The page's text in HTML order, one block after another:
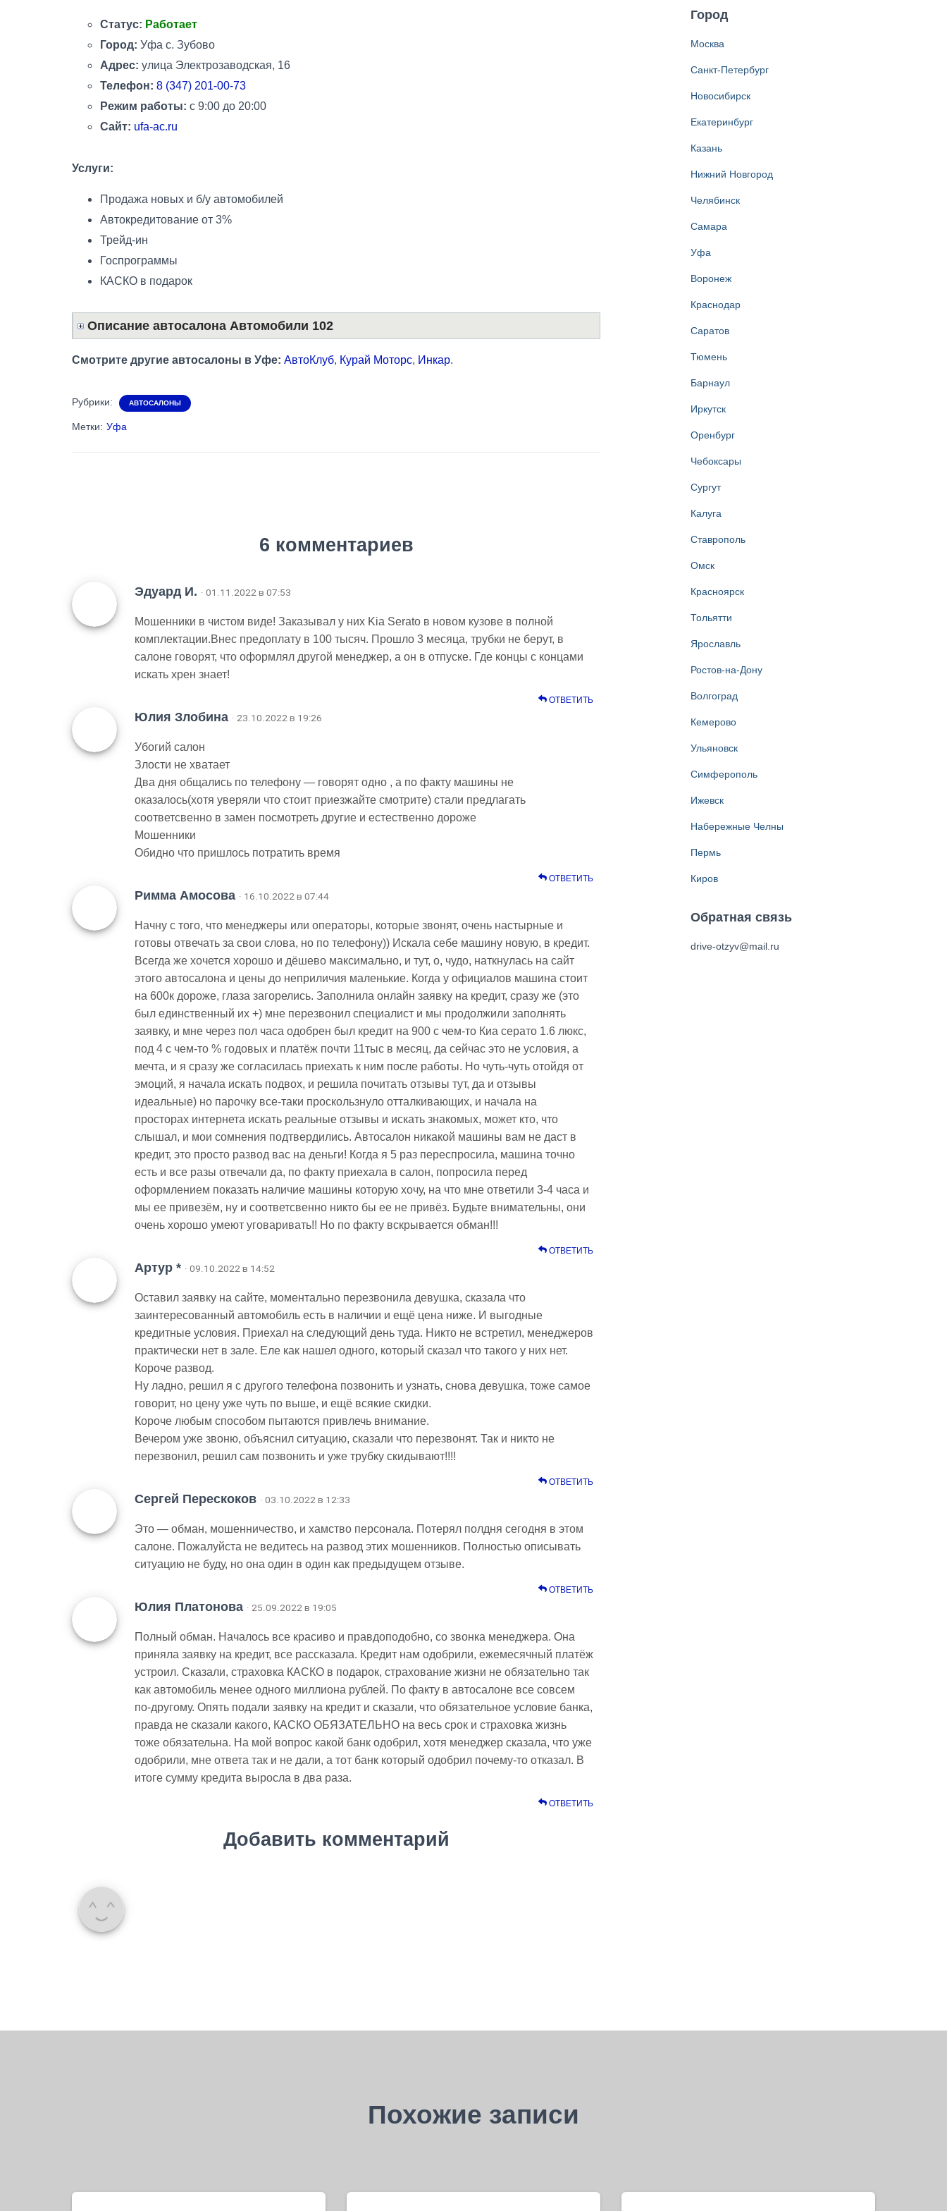
Статус: Работает
Город: Уфа с. Зубово
Адрес: улица Электрозаводская, 16
Телефон: 8 (347) 201-00-73
Режим работы: с 9:00 до 20:00
Сайт: ufa-ac.ru
Услуги:
Продажа новых и б/у автомобилей
Автокредитование от 3%
Трейд-ин
Госпрограммы
КАСКО в подарок
Описание автосалона Автомобили 102
Смотрите другие автосалоны в Уфе: АвтоКлуб, Курай Моторс, Инкар.
Рубрики: АВТОСАЛОНЫ
Метки: Уфа
6 комментариев
Эдуард И. · 01.11.2022 в 07:53
Мошенники в чистом виде! Заказывал у них Kia Serato в новом кузове в полной
комплектации.Внес предоплату в 100 тысяч. Прошло 3 месяца, трубки не берут, в
салоне говорят, что оформлял другой менеджер, а он в отпуске. Где концы с концами
искать хрен знает!
ОТВЕТИТЬ
Юлия Злобина · 23.10.2022 в 19:26
Убогий салон
Злости не хватает
Два дня общались по телефону — говорят одно , а по факту машины не
оказалось(хотя уверяли что стоит приезжайте смотрите) стали предлагать
соответсвенно в замен посмотреть другие и естественно дороже
Мошенники
Обидно что пришлось потратить время
ОТВЕТИТЬ
Римма Амосова · 16.10.2022 в 07:44
Начну с того, что менеджеры или операторы, которые звонят, очень настырные и
готовы отвечать за свои слова, но по телефону)) Искала себе машину новую, в кредит.
Всегда же хочется хорошо и дёшево максимально, и тут, о, чудо, наткнулась на сайт
этого автосалона и цены до неприличия маленькие. Когда у официалов машина стоит
на 600к дороже, глаза загорелись. Заполнила онлайн заявку на кредит, сразу же (это
был единственный их +) мне перезвонил специалист и мы продолжили заполнять
заявку, и мне через пол часа одобрен был кредит на 900 с чем-то Киа серато 1.6 люкс,
под 4 с чем-то % годовых и платёж почти 11тыс в месяц, да сейчас это не условия, а
мечта, и я сразу же согласилась приехать к ним после работы. Но чуть-чуть отойдя от
эмоций, я начала искать подвох, и решила почитать отзывы тут, да и отзывы
идеальные) но парочку все-таки проскользнуло отталкивающих, и начала на
просторах интернета искать реальные отзывы и искать знакомых, может кто, что
слышал, и мои сомнения подтвердились. Автосалон никакой машины вам не даст в
кредит, это просто развод вас на деньги! Когда я 5 раз переспросила, машина точно
есть и все разы отвечали да, по факту приехала в салон, попросила перед
оформлением показать наличие машины которую хочу, на что мне ответили 3-4 часа и
мы ее привезём, ну и соответсвенно никто бы ее не привёз. Будьте внимательны, они
очень хорошо умеют уговаривать!! Но по факту вскрывается обман!!!
ОТВЕТИТЬ
Артур * · 09.10.2022 в 14:52
Оставил заявку на сайте, моментально перезвонила девушка, сказала что
заинтересованный автомобиль есть в наличии и ещё цена ниже. И выгодные
кредитные условия. Приехал на следующий день туда. Никто не встретил, менеджеров
практически нет в зале. Еле как нашел одного, который сказал что такого у них нет.
Короче развод.
Ну ладно, решил я с другого телефона позвонить и узнать, снова девушка, тоже самое
говорит, но цену уже чуть по выше, и ещё всякие скидки.
Короче любым способом пытаются привлечь внимание.
Вечером уже звоню, объяснил ситуацию, сказали что перезвонят. Так и никто не
перезвонил, решил сам позвонить и уже трубку скидывают!!!!
ОТВЕТИТЬ
Сергей Перескоков · 03.10.2022 в 12:33
Это — обман, мошенничество, и хамство персонала. Потерял полдня сегодня в этом
салоне. Пожалуйста не ведитесь на развод этих мошенников. Полностью описывать
ситуацию не буду, но она один в один как предыдущем отзыве.
ОТВЕТИТЬ
Юлия Платонова · 25.09.2022 в 19:05
Полный обман. Началось все красиво и правдоподобно, со звонка менеджера. Она
приняла заявку на кредит, все рассказала. Кредит нам одобрили, ежемесячный платёж
устроил. Сказали, страховка КАСКО в подарок, страхование жизни не обязательно так
как автомобиль менее одного миллиона рублей. По факту в автосалоне все совсем
по-другому. Опять подали заявку на кредит и сказали, что обязательное условие банка,
правда не сказали какого, КАСКО ОБЯЗАТЕЛЬНО на весь срок и страховка жизнь
тоже обязательна. На мой вопрос какой банк одобрил, хотя менеджер сказала, что уже
одобрили, мне ответа так и не дали, а тот банк который одобрил почему-то отказал. В
итоге сумму кредита выросла в два раза.
ОТВЕТИТЬ
Добавить комментарий
Город
Москва
Санкт-Петербург
Новосибирск
Екатеринбург
Казань
Нижний Новгород
Челябинск
Самара
Уфа
Воронеж
Краснодар
Саратов
Тюмень
Барнаул
Иркутск
Оренбург
Чебоксары
Сургут
Калуга
Ставрополь
Омск
Красноярск
Тольятти
Ярославль
Ростов-на-Дону
Волгоград
Кемерово
Ульяновск
Симферополь
Ижевск
Набережные Челны
Пермь
Киров
Обратная связь
drive-otzyv@mail.ru
Похожие записи